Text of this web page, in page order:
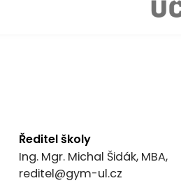
Ředitel školy
Ing. Mgr. Michal Šidák, MBA,
reditel@gym-ul.cz